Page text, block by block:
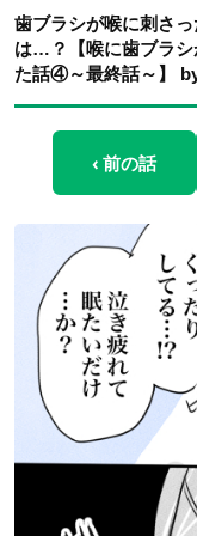
歯ブラシが喉に刺さ
は…？【喉に歯ブラシ
た話④～最終話～】
‹ 前の話